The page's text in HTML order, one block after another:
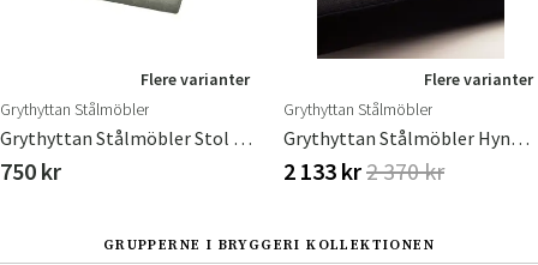
Flere varianter
Grythyttan Stålmöbler
Grythyttan Stålmöbler Stol 1 Bryggeristol & High Tech Siddehynde
750 kr
Flere varianter
Grythyttan Stålmöbler
Grythyttan Stålmöbler Hynde Bryggerisofa
2 133 kr2 370 kr
GRUPPERNE I BRYGGERI KOLLEKTIONEN